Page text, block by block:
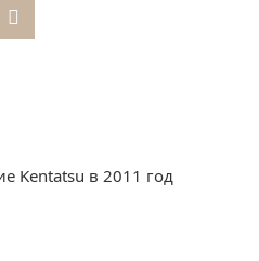
Kentatsu в 2011 год